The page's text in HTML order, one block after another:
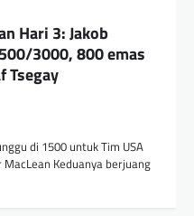
Hari 3: Jakob
3000, 800 emas
Tsegay
di 1500 untuk Tim USA
Keduanya berjuang